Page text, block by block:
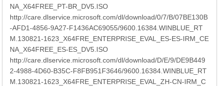
NA_X64FREE_PT-BR_DV5.ISO
http://care.dlservice.microsoft.com/dl/download/0/7/B/07BE130B
-AFD1-4856-9A27-F1436AC69055/9600.16384.WINBLUE_RT
M.130821-1623_X64FRE_ENTERPRISE_EVAL_ES-ES-IRM_CE
NA_X64FREE_ES-ES_DV5.ISO
http://care.dlservice.microsoft.com/dl/download/D/E/9/DE9B449
2-4988-4D60-B35C-F8FB951F3646/9600.16384.WINBLUE_RT
M.130821-1623_X64FRE_ENTERPRISE_EVAL_ZH-CN-IRM_C